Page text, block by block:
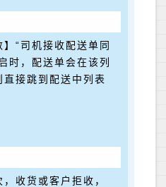
“司机接收配送单同
时，配送单会在该列
接跳到配送中列表
收货或客户拒收，